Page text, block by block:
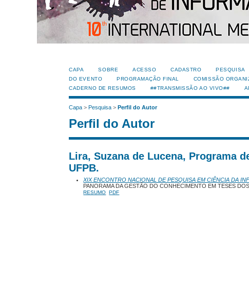
CAPA SOBRE ACESSO CADASTRO PESQUISA
DO EVENTO
PROGRAMAÇÃO FINAL COMISSÃO
CADERNO DE RESUMOS
##TRANSMISSÃO AO VIVO##
Capa >Pesquisa >Perfil do Autor
Perfil do Autor
Lira, Suzana de Lucena, Programa
UFPB.
XIX ENCONTRO NACIONAL DE PESQUISA EM CIÊNCIA DA
PANORAMA DA GESTÃO DO CONHECIMENTO EM TESES
RESUMO PDF